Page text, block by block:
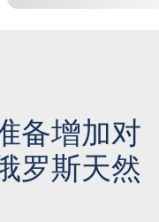
备增加对
罗斯天然